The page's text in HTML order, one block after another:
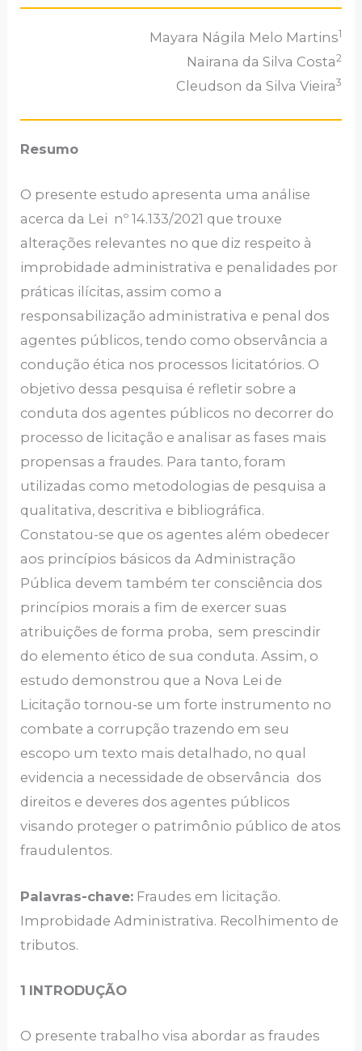
Mayara Nágila Melo Martins1
Nairana da Silva Costa2
Cleudson da Silva Vieira3
Resumo
O presente estudo apresenta uma análise
acerca da Lei nº 14.133/2021 que trouxe
alterações relevantes no que diz respeito à
improbidade administrativa e penalidades por
práticas ilícitas, assim como a
responsabilização administrativa e penal dos
agentes públicos, tendo como observância a
condução ética nos processos licitatórios. O
objetivo dessa pesquisa é refletir sobre a
conduta dos agentes públicos no decorrer do
processo de licitação e analisar as fases mais
propensas a fraudes. Para tanto, foram
utilizadas como metodologias de pesquisa a
qualitativa, descritiva e bibliográfica.
Constatou-se que os agentes além obedecer
aos princípios básicos da Administração
Pública devem também ter consciência dos
princípios morais a fim de exercer suas
atribuições de forma proba, sem prescindir
do elemento ético de sua conduta. Assim, o
estudo demonstrou que a Nova Lei de
Licitação tornou-se um forte instrumento no
combate a corrupção trazendo em seu
escopo um texto mais detalhado, no qual
evidencia a necessidade de observância dos
direitos e deveres dos agentes públicos
visando proteger o patrimônio público de atos
fraudulentos.
Palavras-chave: Fraudes em licitação.
Improbidade Administrativa. Recolhimento de
tributos.
1 INTRODUÇÃO
O presente trabalho visa abordar as fraudes